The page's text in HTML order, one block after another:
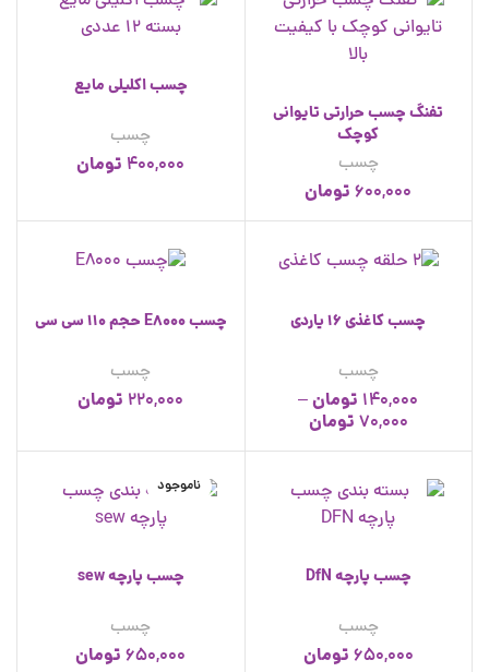
تفنگ چسب حرارتی تایوانی
کوچک
چسب
600,000 تومان
چسب اکلیلی مایع
چسب
400,000 تومان
چسب کاغذی 16 یاردی
چسب
140,000 تومان–
70,000 تومان
چسب E8000 حجم 110 سی سی
چسب
220,000 تومان
چسب پارچه DfN
چسب
650,000 تومان
ناموجود
چسب پارچه sew
چسب
650,000 تومان